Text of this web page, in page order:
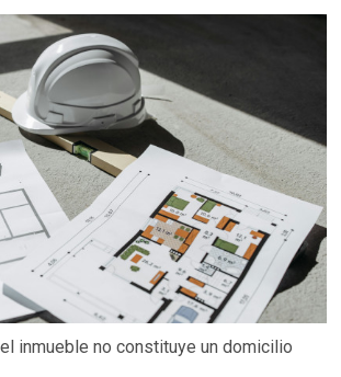
inmueble no constituye un domicilio